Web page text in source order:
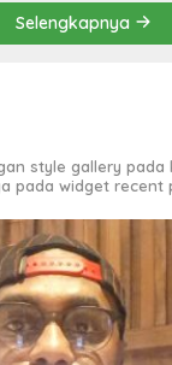
Selengkapnya
style gallery pada
pada widget recent